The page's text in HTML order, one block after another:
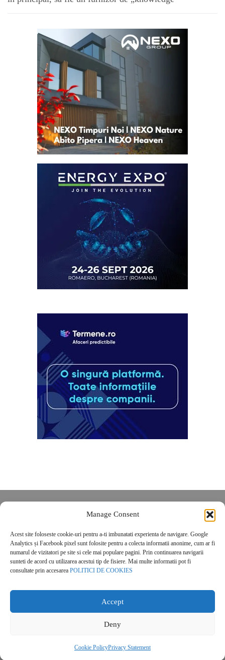
Manage Consent
Acest site foloseste cookie-uri pentru a-ti imbunatati experienta de navigare. Google
Analytics și Facebook pixel sunt folosite pentru a colecta informatii anonime, cum ar fi
numarul de vizitatori pe site si cele mai populare pagini. Prin continuarea navigarii
sunteti de acord cu utilizarea acestui tip de fisiere. Mai multe informatii pot fi
consultate prin accesarea POLITICI DE COOKIES
Accept
Deny
Cookie PolicyPrivacy Statement
POLITICĂ DE CONFIDENȚIALITATE
Politica de cookies
© 2026 Real Estate Magazine. All Rights Reserved.